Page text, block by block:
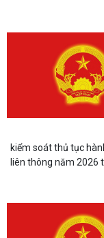
kiểm soát thủ tục
liên thông năm 2026